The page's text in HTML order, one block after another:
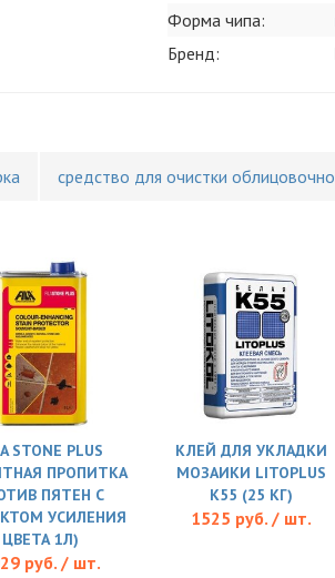
Форма чипа:
Бренд:
средство для очистки
STONE PLUS
ПРОПИТКА
ПЯТЕН С
УСИЛЕНИЯ
ЦВЕТА 1Л)
руб. / шт.
КЛЕЙ ДЛЯ УКЛАДКИ
МОЗАИКИ LITOPLUS
K55 (25 КГ)
1525 руб. / шт.